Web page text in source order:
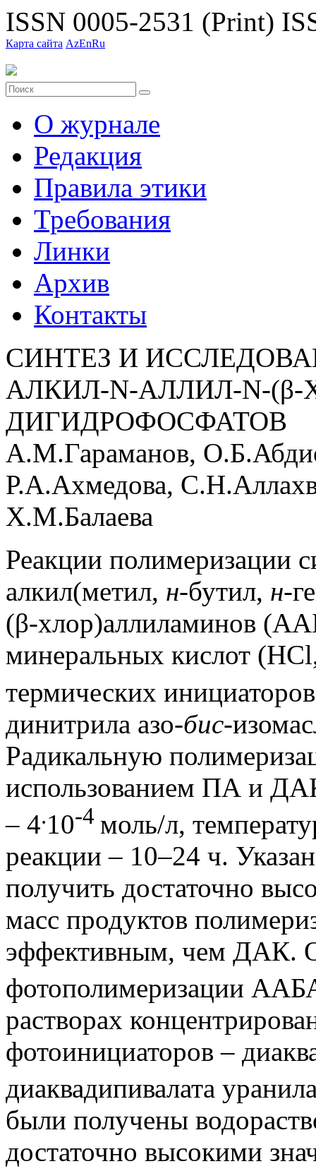
ISSN 0005-2531 (Print)
Карта сайта AzEnRu
О журнале
Редакция
Правила этики
Требования
Линки
Архив
Контакты
СИНТЕЗ И
АЛКИЛ-N-АЛЛИЛ-N-
ДИГИДРОФОСФАТОВ
А.М.Гараманов,
Р.А.Ахмедова,
Х.М.Балаева
Реакции полимеризации
алкил(метил, н-бутил, н-
(β-хлор)аллиламинов
минеральных кислот
термических
динитрила азо-бис-
Радикальную
использованием ПА и
– 4.10-4 моль/л,
реакции – 10–24 ч.
получить достаточно
масс продуктов
эффективным, чем ДАК.
фотополимеризации
растворах
фотоинициаторов –
диаквадипивалата
были получены
достаточно высокими